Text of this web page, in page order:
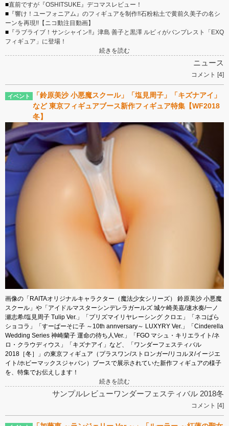
■直前ですが『OSHITSUKE』デコマスレビュー！
■ 『響け！ユーフォニアム』のフィギュアを制作!!石粉粘土で黄前久美子の名シ
ーンを再現!!【ニコ動注目動画】
■ 『ラブライブ！サンシャイン!!』津島 善子と黒澤 ルビィがバンプレスト「EXQ
フィギュア」に登場！
続きを読む
ニュース
コメント [4]
「鈴原美沙 小悪魔スクール」「塩見周子」「キズナアイ」
など 東京フィギュアブース新作フィギュア特集【WF2018
冬】
画像の「RAITAオリジナルキャラクター（魔法少女シリーズ） 鈴原美沙 小悪魔
スクール」や「アイドルマスターシンデレラガールズ 城ケ崎美嘉/速水奏/一ノ
瀬志希/塩見周子 Tulip Ver.」「プリズマイリヤレーシング クロエ」「ネコぱら
ショコラ」「すーぱーそに子 ～10th annversary～ LUXYRY Ver.」「Cinderella
Wedding Series 神崎蘭子 運命の待ち人Ver.」「FGO マシュ・キリエライト/ネ
ロ・クラウディウス」「キズナアイ」など、「ワンダーフェスティバル
2018［冬］」の東京フィギュア（プラスワン/ストロンガー/リコルヌ/イージエ
イト/ホビーマックスジャパン）ブースで展示されていた新作フィギュアの様子
を、特集でお伝えします！
続きを読む
サンプルレビューワンダーフェスティバル 2018冬
コメント [4]